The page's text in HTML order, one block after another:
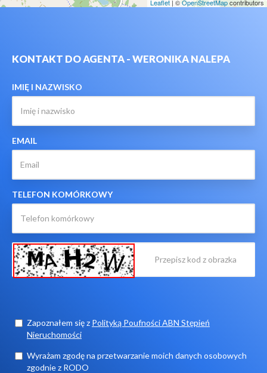
Leaflet | ©OpenStreetMapcontributors
KONTAKT DO AGENTA - WERONIKA NALEPA
IMIĘ I NAZWISKO
EMAIL
TELEFON KOMÓRKOWY
Zapoznałem się z Polityką Poufności ABN Stępień
Nieruchomości
Wyrażam zgodę na przetwarzanie moich danych osobowych
zgodnie z RODO